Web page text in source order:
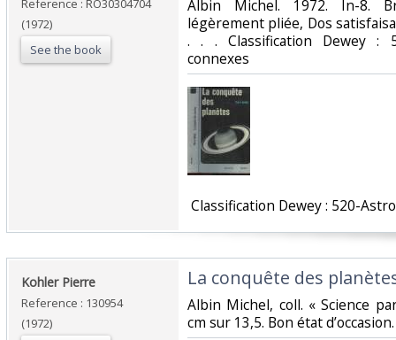
Reference : RO30304704
(1972)
See the book
‎Albin Michel. 1972. In-8.
légèrement pliée, Dos
. . . Classification Dewey :
connexes‎
Classification Dewey : 520-
‎Kohler Pierre‎
Reference : 130954
(1972)
‎La conquête des
‎Albin Michel, coll. « Science
cm sur 13,5. Bon état d’occasion.‎